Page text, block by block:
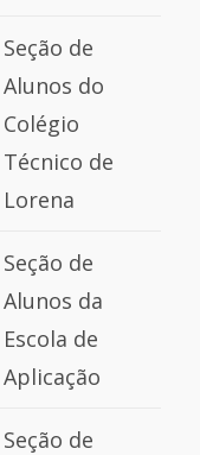
Seção de
Alunos do
Colégio
Técnico de
Lorena
Seção de
Alunos da
Escola de
Aplicação
Seção de